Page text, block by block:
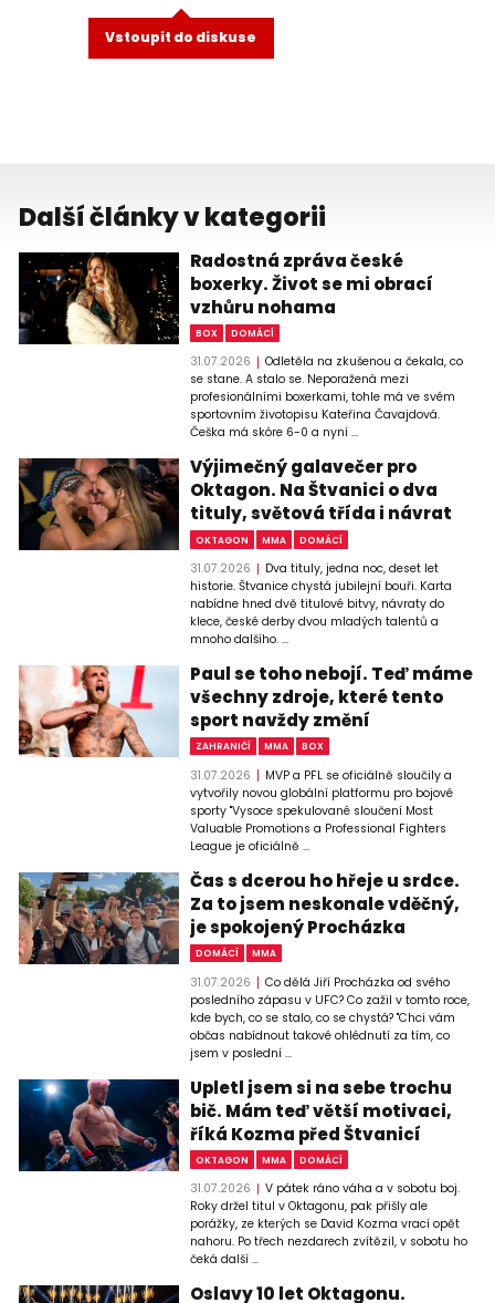
Vstoupit do diskuse
Další články v kategorii
Radostná zpráva české
boxerky. Život se mi obrací
vzhůru nohama
BOX DOMÁCÍ
31.07.2026
Odletěla na zkušenou a čekala, co
se stane. A stalo se. Neporažená mezi
profesionálními boxerkami, tohle má ve svém
sportovním životopisu Kateřina Čavajdová.
Češka má skóre 6-0 a nyní ...
Výjimečný galavečer pro
Oktagon. Na Štvanici o dva
tituly, světová třída i návrat
OKTAGON MMA DOMÁCÍ
31.07.2026
Dva tituly, jedna noc, deset let
historie. Štvanice chystá jubilejní bouři. Karta
nabídne hned dvě titulové bitvy, návraty do
klece, české derby dvou mladých talentů a
mnoho dalšího. ...
Paul se toho nebojí. Teď máme
všechny zdroje, které tento
sport navždy změní
ZAHRANIČÍ MMA BOX
31.07.2026
MVP a PFL se oficiálně sloučily a
vytvořily novou globální platformu pro bojové
sporty "Vysoce spekulované sloučení Most
Valuable Promotions a Professional Fighters
League je oficiálně ...
Čas s dcerou ho hřeje u srdce.
Za to jsem neskonale vděčný,
je spokojený Procházka
DOMÁCÍ MMA
31.07.2026
Co dělá Jiří Procházka od svého
posledního zápasu v UFC? Co zažil v tomto roce,
kde bych, co se stalo, co se chystá? "Chci vám
občas nabídnout takové ohlédnutí za tím, co
jsem v poslední ...
Upletl jsem si na sebe trochu
bič. Mám teď větší motivaci,
říká Kozma před Štvanicí
OKTAGON MMA DOMÁCÍ
31.07.2026
V pátek ráno váha a v sobotu boj.
Roky držel titul v Oktagonu, pak přišly ale
porážky, ze kterých se David Kozma vrací opět
nahoru. Po třech nezdarech zvítězil, v sobotu ho
čeká další ...
Oslavy 10 let Oktagonu.